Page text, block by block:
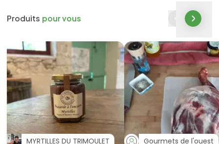
Produits pour vous
MYRTILLES DU TRIMOULET Gourmets de l'ouest